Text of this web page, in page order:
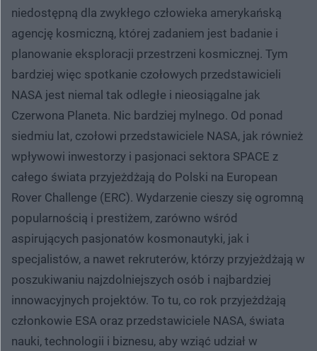
niedostępną dla zwykłego człowieka amerykańską
agencję kosmiczną, której zadaniem jest badanie i
planowanie eksploracji przestrzeni kosmicznej. Tym
bardziej więc spotkanie czołowych przedstawicieli
NASA jest niemal tak odległe i nieosiągalne jak
Czerwona Planeta. Nic bardziej mylnego. Od ponad
siedmiu lat, czołowi przedstawiciele NASA, jak również
wpływowi inwestorzy i pasjonaci sektora SPACE z
całego świata przyjeżdżają do Polski na European
Rover Challenge (ERC). Wydarzenie cieszy się ogromną
popularnością i prestiżem, zarówno wśród
aspirujących pasjonatów kosmonautyki, jak i
specjalistów, a nawet rekruterów, którzy przyjeżdżają w
poszukiwaniu najzdolniejszych osób i najbardziej
innowacyjnych projektów. To tu, co rok przyjeżdżają
członkowie ESA oraz przedstawiciele NASA, świata
nauki, technologii i biznesu, aby wziąć udział w